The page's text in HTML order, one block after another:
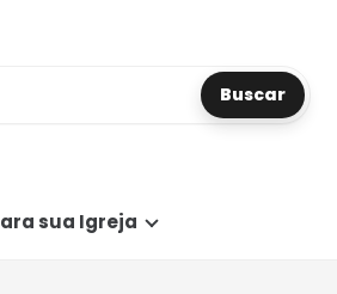
Buscar
sua Igreja